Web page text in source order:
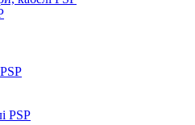
PSP